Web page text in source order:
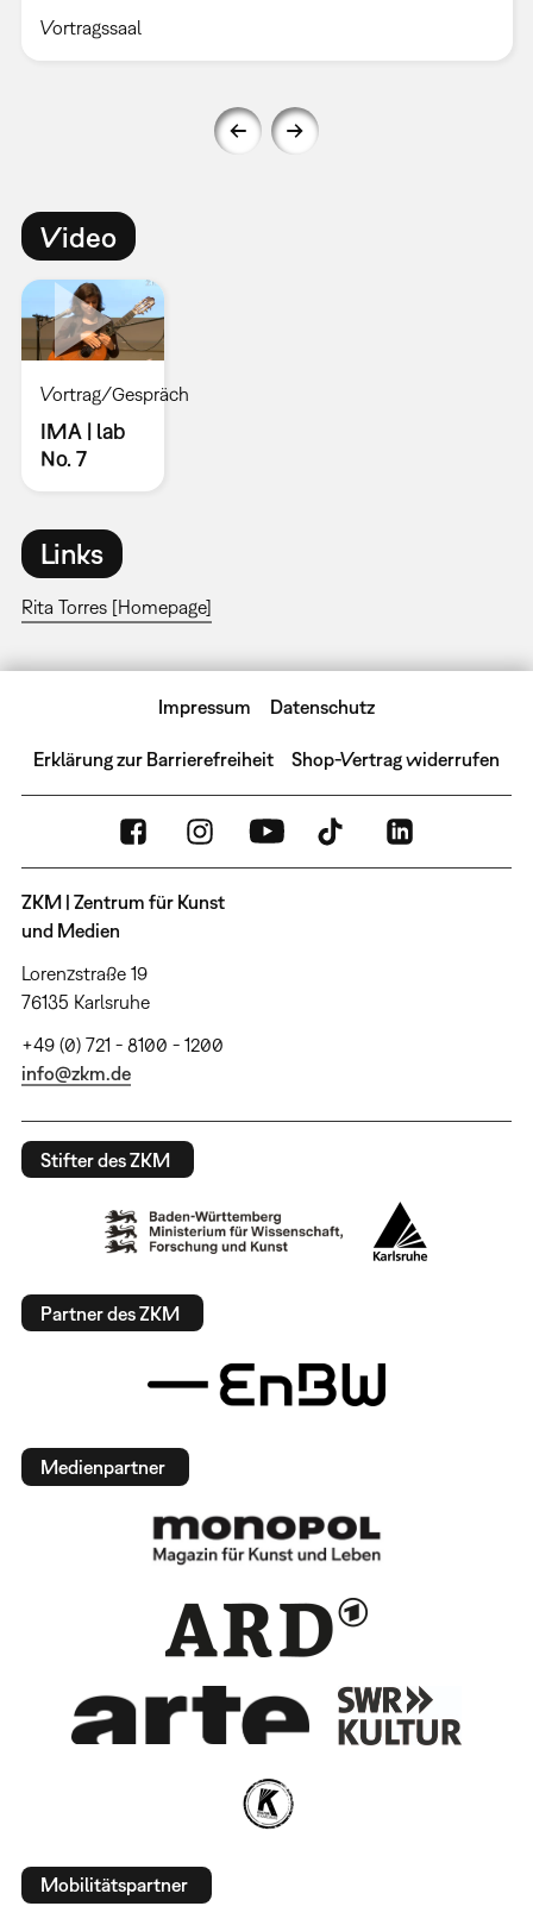
Vortragssaal
Video
Vortrag/Gespräch
IMA | lab
No. 7
Links
Rita Torres [Homepage]
Impressum Datenschutz
Erklärung zur Barrierefreiheit Shop-Vertrag widerrufen
ZKM | Zentrum für Kunst
und Medien
Lorenzstraße 19
76135 Karlsruhe
+49 (0) 721 - 8100 - 1200
info@zkm.de
Stifter des ZKM
Partner des ZKM
Medienpartner
Mobilitätspartner